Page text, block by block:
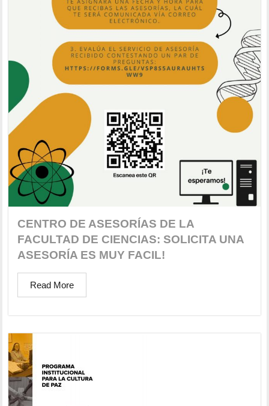
CENTRO DE ASESORÍAS DE LA
FACULTAD DE CIENCIAS: SOLICITA UNA
ASESORÍA ES MUY FACIL!
Read More